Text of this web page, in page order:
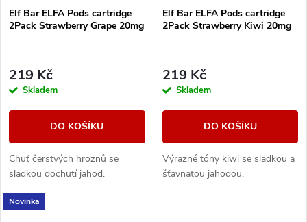
Elf Bar ELFA Pods cartridge
2Pack Strawberry Grape 20mg
219 Kč
Skladem
DO KOŠÍKU
Chuť čerstvých hroznů se
sladkou dochutí jahod.
Elf Bar ELFA Pods cartridge
2Pack Strawberry Kiwi 20mg
219 Kč
Skladem
DO KOŠÍKU
Výrazné tóny kiwi se sladkou a
šťavnatou jahodou.
Novinka